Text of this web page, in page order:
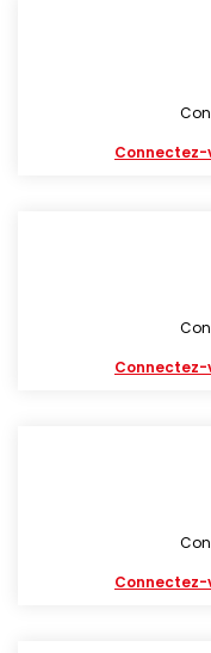
Connectez-
Connectez-
Connectez-